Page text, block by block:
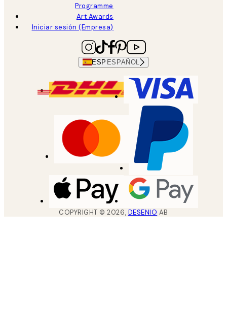
Programme
Art Awards
Iniciar sesión (Empresa)
ESP ESPAÑOL
COPYRIGHT ©2026, DESENIO AB